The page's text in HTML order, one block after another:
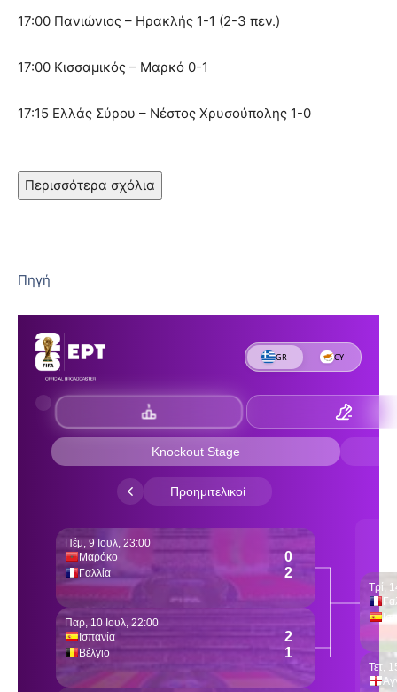
17:00 Πανιώνιος – Ηρακλής 1-1 (2-3 πεν.)
17:00 Κισσαμικός – Μαρκό 0-1
17:15 Ελλάς Σύρου – Νέστος Χρυσούπολης 1-0
Περισσότερα σχόλια
Πηγή